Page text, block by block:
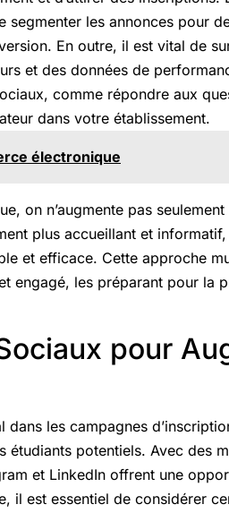
segmenter les annonces pour
En outre, il est vital de
et des données de
comme répondre aux
dans votre établissement.
électronique
on n’augmente pas
plus accueillant et
et efficace. Cette approche
engagé, les préparant pour la
pour
dans les campagnes
potentiels. Avec des
et LinkedIn offrent une
il est essentiel de considérer